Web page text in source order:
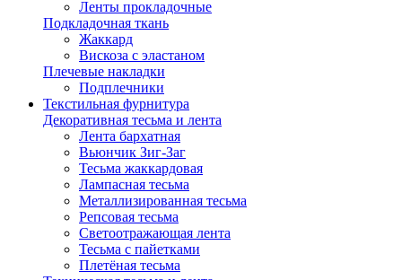
Ленты прокладочные
Подкладочная ткань
Жаккард
Вискоза с эластаном
Плечевые накладки
Подплечники
Текстильная фурнитура
Декоративная тесьма и лента
Лента бархатная
Вьюнчик Зиг-Заг
Тесьма жаккардовая
Лампасная тесьма
Металлизированная тесьма
Репсовая тесьма
Светоотражающая лента
Тесьма с пайетками
Плетёная тесьма